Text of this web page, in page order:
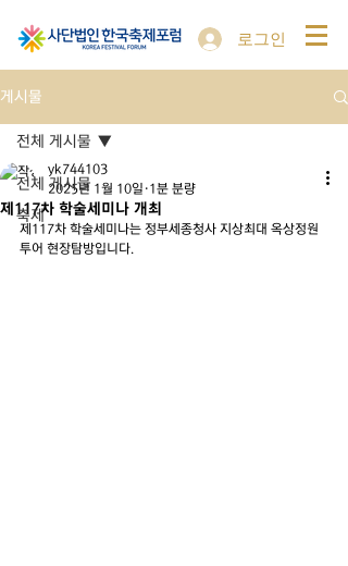
로그인
게시물
전체 게시물
축제
전체 게시물
제117차 학술세미나 개최
yk744103
2025년 1월 10일 1분 분량
제117차 학술세미나는 정부세종청사 지상최대 옥상정원
투어 현장탐방입니다.